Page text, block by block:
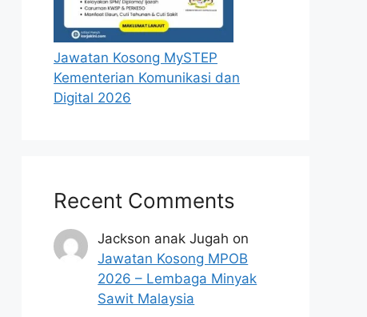
Jawatan Kosong MySTEP
Kementerian Komunikasi dan
Digital 2026
Recent Comments
Jackson anak Jugah on
Jawatan Kosong MPOB
2026 – Lembaga Minyak
Sawit Malaysia